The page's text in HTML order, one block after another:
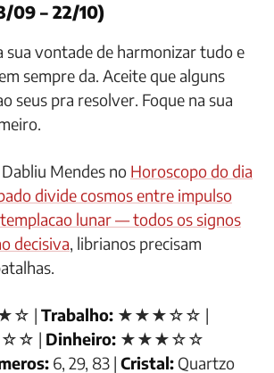
09 – 22/10)
sua vontade de harmonizar tudo e
sempre da. Aceite que alguns
seus pra resolver. Foque na sua
Mendes no Horoscopo do dia
divide cosmos entre impulso
lunar — todos os signos
decisiva, librianos precisam
| Trabalho: ★★★☆☆ |
| Dinheiro: ★★★☆☆
6, 29, 83 | Cristal: Quartzo